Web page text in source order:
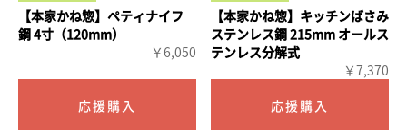
【本家かね惣】ペティナイフ
鋼 4寸（120mm）
￥6,050
【本家かね惣】キッチンばさみ
ステンレス鋼 215mm オールス
テンレス分解式
￥7,370